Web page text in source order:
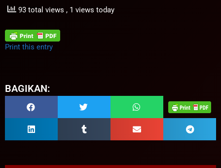
93 total views , 1 views today
Print this entry
BAGIKAN: